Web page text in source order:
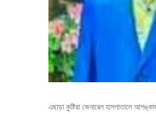
এছাড়া কুষ্টিয়া জেনারেল হাসপাতালে